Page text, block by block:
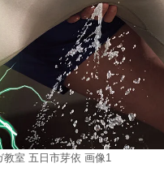
室 五日市芽依 画像1